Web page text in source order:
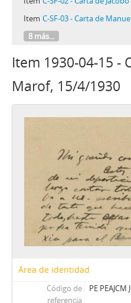
Item C-SF-03 - Carta de
8 más...
Item 1930-04-15 -
Marof, 15/4/1930
Área de identidad
Código de
referencia
PE